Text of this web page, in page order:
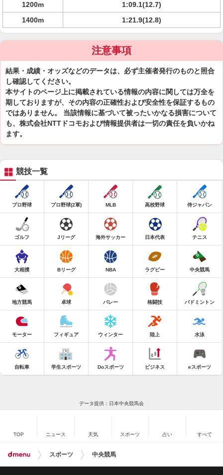
1200m
1:09.1(12.7)
1400m
1:21.9(12.8)
注意事項
結果・成績・オッズなどのデータは、必ず主催者発行のものと照合
し確認してください。
本サイトのページ上に掲載されている情報の内容に関しては万全を
期しておりますが、その内容の正確性および安全性を保証するもの
ではありません。 当該情報に基づいて被ったいかなる損害について
も、株式会社NTTドコモおよび情報提供者は一切の責任を負いかね
ます。
競技一覧
プロ野球 プロ野球(2軍) MLB 高校野球 侍ジャパン
ゴルフ Jリーグ 海外サッカー 日本代表 テニス
大相撲 Bリーグ NBA ラグビー 中央競馬
地方競馬 卓球 バレー 格闘技 バドミントン
モーター フィギュア ウィンター 陸上 水泳
自転車 学生スポーツ Doスポーツ ビジネス eスポーツ
データ提供：日本中央競馬会
TOP ニュース 天気 スポーツ 占い すべて
スポーツ 中央競馬